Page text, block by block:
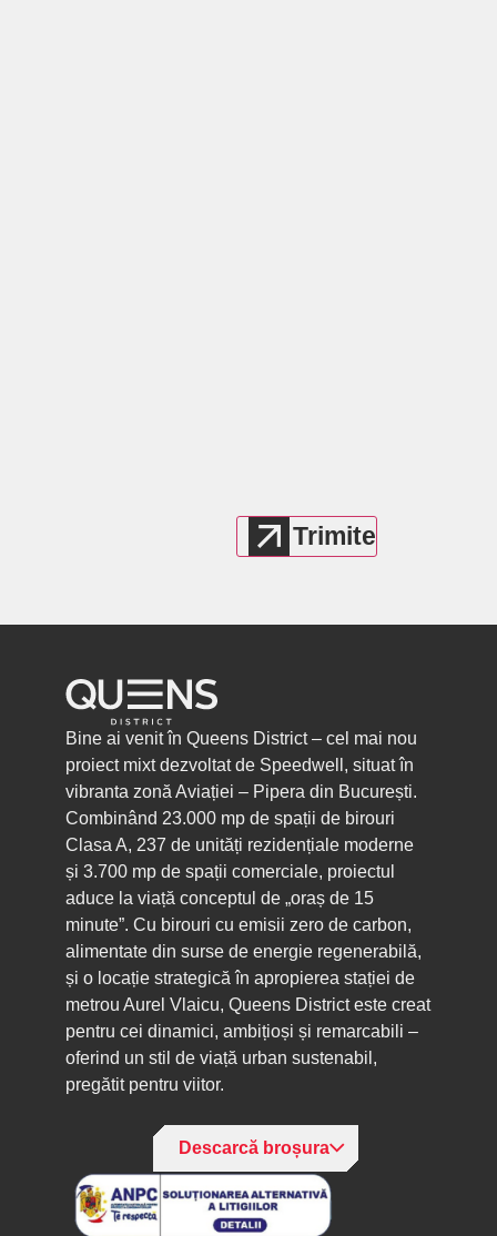
Bine ai venit în Queens District – cel mai nou
proiect mixt dezvoltat de Speedwell, situat în
vibranta zonă Aviației – Pipera din București.
Combinând 23.000 mp de spații de birouri
Clasa A, 237 de unități rezidențiale moderne
și 3.700 mp de spații comerciale, proiectul
aduce la viață conceptul de „oraș de 15
minute”. Cu birouri cu emisii zero de carbon,
alimentate din surse de energie regenerabilă,
și o locație strategică în apropierea stației de
metrou Aurel Vlaicu, Queens District este creat
pentru cei dinamici, ambițioși și remarcabili –
oferind un stil de viață urban sustenabil,
pregătit pentru viitor.
Descarcă broșura